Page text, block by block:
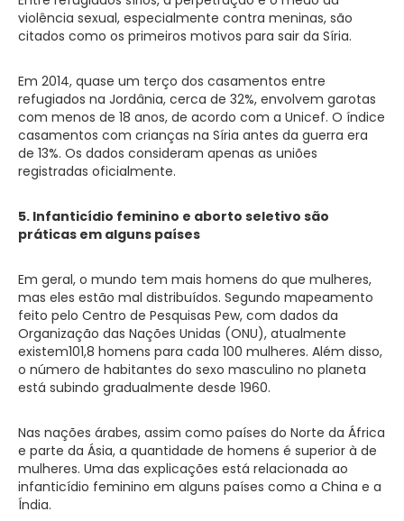
violência sexual, especialmente contra meninas, são
citados como os primeiros motivos para sair da Síria.
Em 2014, quase um terço dos casamentos entre
refugiados na Jordânia, cerca de 32%, envolvem garotas
com menos de 18 anos, de acordo com a Unicef. O índice
casamentos com crianças na Síria antes da guerra era
de 13%. Os dados consideram apenas as uniões
registradas oficialmente.
5. Infanticídio feminino e aborto seletivo são
práticas em alguns países
Em geral, o mundo tem mais homens do que mulheres,
mas eles estão mal distribuídos. Segundo mapeamento
feito pelo Centro de Pesquisas Pew, com dados da
Organização das Nações Unidas (ONU), atualmente
existem101,8 homens para cada 100 mulheres. Além disso,
o número de habitantes do sexo masculino no planeta
está subindo gradualmente desde 1960.
Nas nações árabes, assim como países do Norte da África
e parte da Ásia, a quantidade de homens é superior à de
mulheres. Uma das explicações está relacionada ao
infanticídio feminino em alguns países como a China e a
Índia.